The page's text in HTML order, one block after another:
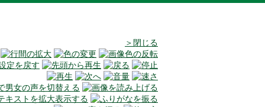
＞閉じる